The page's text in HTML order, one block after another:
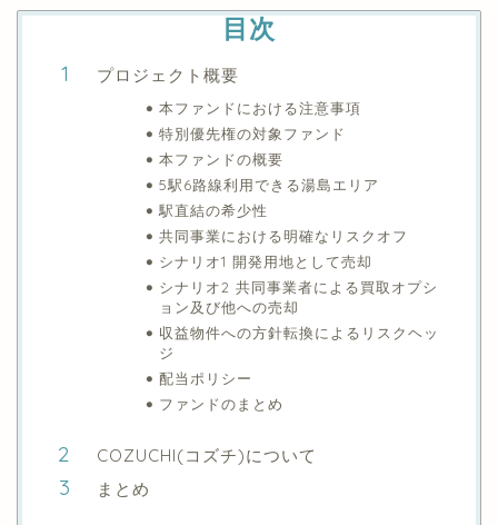
目次
プロジェクト概要
本ファンドにおける注意事項
特別優先権の対象ファンド
本ファンドの概要
5駅6路線利用できる湯島エリア
駅直結の希少性
共同事業における明確なリスクオフ
シナリオ1 開発用地として売却
シナリオ2 共同事業者による買取オプシ
ョン及び他への売却
収益物件への方針転換によるリスクヘッ
ジ
配当ポリシー
ファンドのまとめ
COZUCHI(コズチ)について
まとめ